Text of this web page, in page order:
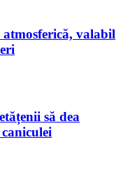
valabil
să dea